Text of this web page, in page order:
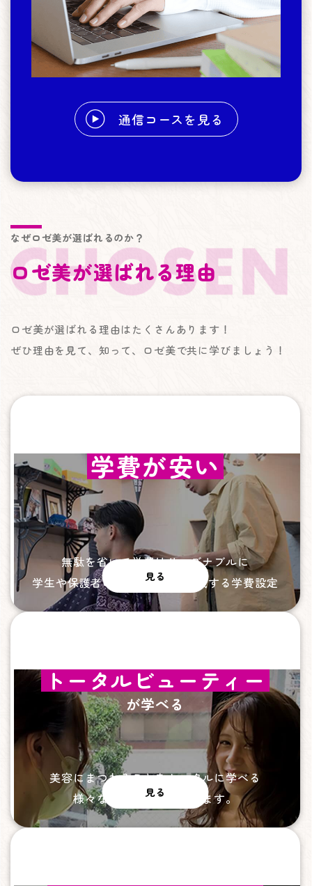
通信コースを見る
なぜロゼ美が選ばれるのか？
ロゼ美が選ばれる理由
ロゼ美が選ばれる理由はたくさんあります！
ぜひ理由を見て、知って、ロゼ美で共に学びましょう！
学費が安い
無駄を省いて学費はリーズナブルに
学生や保護者の経済的負担を軽減する学費設定
見る
トータルビューティー
が学べる
美容にまつわることをトータルに学べる
様々な資格取得も目指せます。
見る